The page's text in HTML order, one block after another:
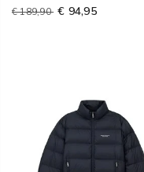
€ 189,90 € 94,95